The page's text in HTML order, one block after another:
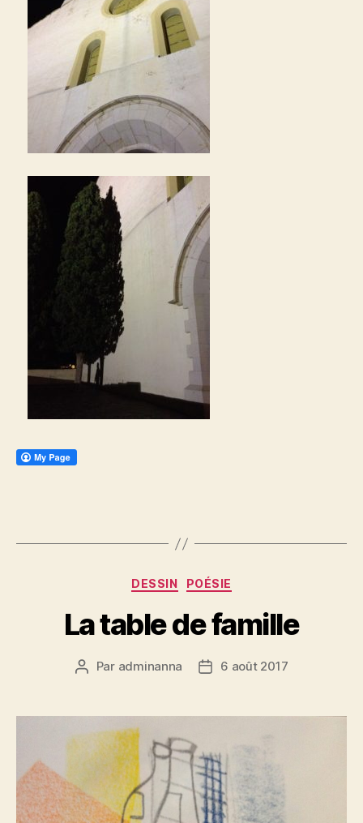
Catégories
DESSIN POÉSIE
La table de famille
Auteur
Par adminanna
Date6 août 2017